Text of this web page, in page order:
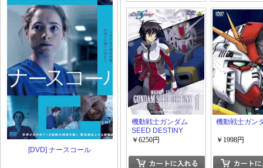
[DVD] ナースコール
機動戦士ガンダム
SEED DESTINY
￥6250円
機動戦士ガン
￥1998円